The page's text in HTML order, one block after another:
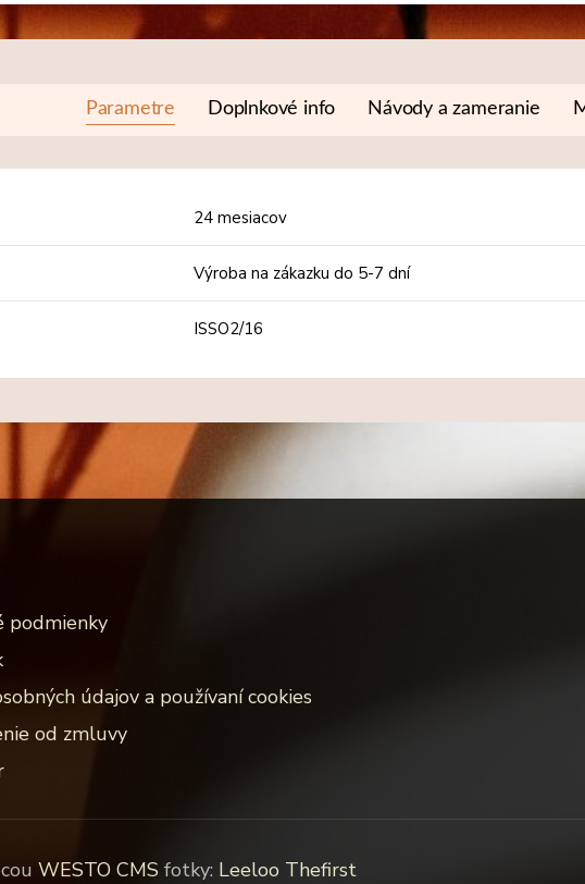
Parametre Doplnkové info Návody a zameranie
24 mesiacov
Výroba na zákazku do 5-7 dní
ISSO2/16
podmienky
údajov a používaní cookies
od zmluvy
WESTO CMS fotky: Leeloo Thefirst